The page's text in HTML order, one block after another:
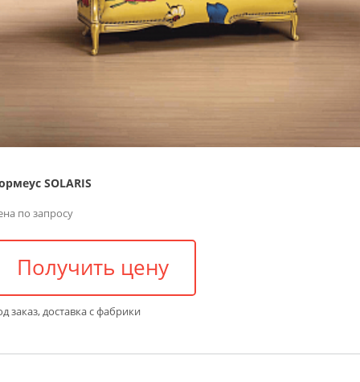
SOLARIS
по запросу
Получить цену
заказ, доставка с фабрики